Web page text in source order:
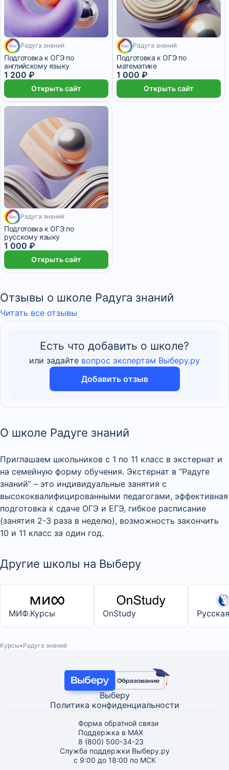
7 днейРадуга знаний
Подготовка к ОГЭ по
английскому языку
1 200 ₽
Открыть сайт
7 днейРадуга знаний
Подготовка к ОГЭ по
математике
1 000 ₽
Открыть сайт
7 днейРадуга знаний
Подготовка к ОГЭ по
русскому языку
1 000 ₽
Открыть сайт
Отзывы о школе Радуга знаний
Читать все отзывы
Есть что добавить о школе?
или задайте вопрос экспертам Выберу.ру
Добавить отзыв
О школе Радуге знаний
Приглашаем школьников с 1 по 11 класс в экстернат и
на семейную форму обучения. Экстернат в “Радуге
знаний” – это индивидуальные занятия с
высококвалифицированными педагогами, эффективная
подготовка к сдаче ОГЭ и ЕГЭ, гибкое расписание
(занятия 2-3 раза в неделю), возможность закончить
10 и 11 класс за один год.
Другие школы на Выберу
МИФ.Курсы OnStudy
Курсы Радуга знаний
Выберу
Политика конфиденциальности
Форма обратной связи
Поддержка в MAX
8 (800) 500-34-23
Служба поддержки Выберу.ру
с 9:00 до 18:00 по МСК